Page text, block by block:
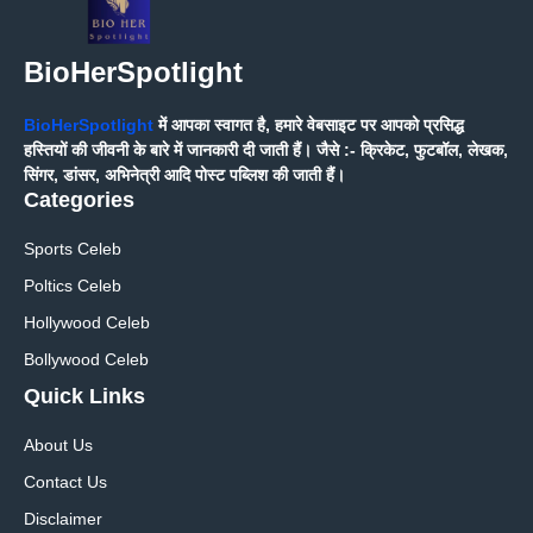
BioHerSpotlight
BioHerSpotlightमें आपका स्वागत है, हमारे वेबसाइट पर आपको प्रसिद्ध
हस्तियों की जीवनी के बारे में जानकारी दी जाती हैं। जैसे :- क्रिकेट, फुटबॉल, लेखक,
सिंगर, डांसर, अभिनेत्री आदि पोस्ट पब्लिश की जाती हैं।
Categories
Sports Celeb
Poltics Celeb
Hollywood Celeb
Bollywood Celeb
Quick Links
About Us
Contact Us
Disclaimer